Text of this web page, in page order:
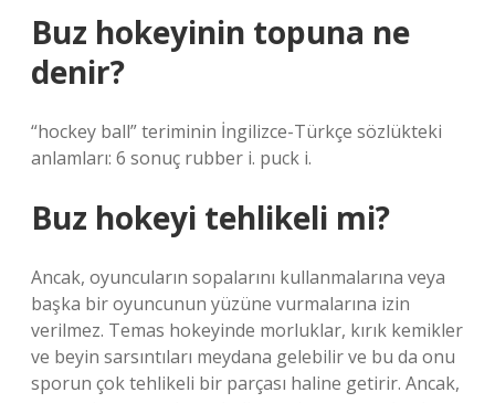
Buz hokeyinin topuna ne
denir?
“hockey ball” teriminin İngilizce-Türkçe sözlükteki
anlamları: 6 sonuç rubber i. puck i.
Buz hokeyi tehlikeli mi?
Ancak, oyuncuların sopalarını kullanmalarına veya
başka bir oyuncunun yüzüne vurmalarına izin
verilmez. Temas hokeyinde morluklar, kırık kemikler
ve beyin sarsıntıları meydana gelebilir ve bu da onu
sporun çok tehlikeli bir parçası haline getirir. Ancak,